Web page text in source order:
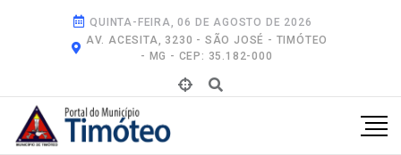
QUINTA-FEIRA, 06 DE AGOSTO DE 2026
AV. ACESITA, 3230 - SÃO JOSÉ - TIMÓTEO
- MG - CEP: 35.182-000